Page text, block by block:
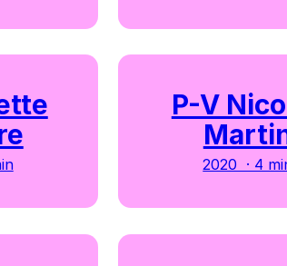
P-V
2020 · 4